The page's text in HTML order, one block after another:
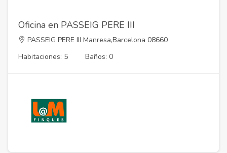
Oficina en PASSEIG PERE III
PASSEIG PERE III Manresa,Barcelona 08660
Habitaciones: 5
Baños: 0